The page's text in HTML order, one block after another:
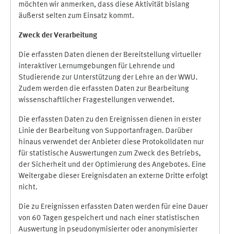
möchten wir anmerken, dass diese Aktivität bislang
äußerst selten zum Einsatz kommt.
Zweck der Verarbeitung
Die erfassten Daten dienen der Bereitstellung virtueller
interaktiver Lernumgebungen für Lehrende und
Studierende zur Unterstützung der Lehre an der WWU.
Zudem werden die erfassten Daten zur Bearbeitung
wissenschaftlicher Fragestellungen verwendet.
Die erfassten Daten zu den Ereignissen dienen in erster
Linie der Bearbeitung von Supportanfragen. Darüber
hinaus verwendet der Anbieter diese Protokolldaten nur
für statistische Auswertungen zum Zweck des Betriebs,
der Sicherheit und der Optimierung des Angebotes. Eine
Weitergabe dieser Ereignisdaten an externe Dritte erfolgt
nicht.
Die zu Ereignissen erfassten Daten werden für eine Dauer
von 60 Tagen gespeichert und nach einer statistischen
Auswertung in pseudonymisierter oder anonymisierter